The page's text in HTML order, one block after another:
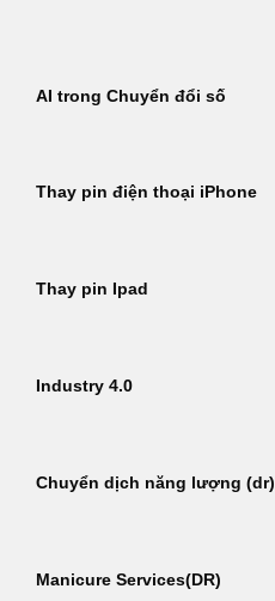
dungAI trong Chuyển đổi số
Thay pin điện thoại iPhone
Thay pin Ipad
Industry 4.0
Chuyển dịch năng lượng (dr)
Manicure Services(DR)